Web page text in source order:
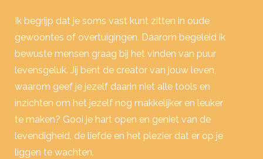
Ik begrijp dat je soms vast kunt zitten in oude
gewoontes of overtuigingen. Daarom begeleid ik
bewuste mensen graag bij het vinden van puur
levensgeluk. Jij bent de creator van jouw leven,
waarom geef je jezelf daarin niet alle tools en
inzichten om het jezelf nog makkelijker en leuker
te maken? Gooi je hart open en geniet van de
levendigheid, de liefde en het plezier dat er op je
liggen te wachten.